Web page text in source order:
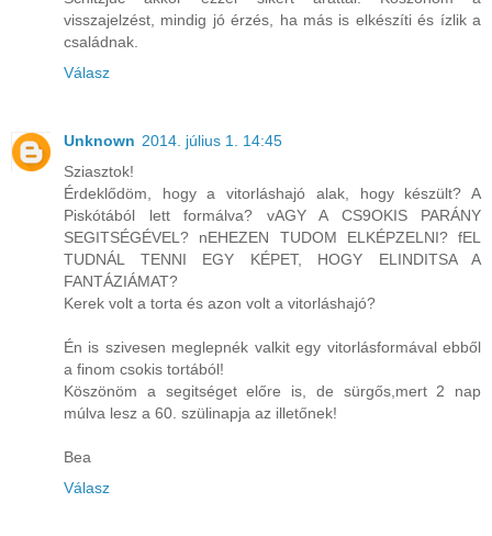
visszajelzést, mindig jó érzés, ha más is elkészíti és ízlik a
családnak.
Válasz
Unknown 2014. július 1. 14:45
Sziasztok!
Érdeklődöm, hogy a vitorláshajó alak, hogy készült? A
Piskótából lett formálva? vAGY A CS9OKIS PARÁNY
SEGITSÉGÉVEL? nEHEZEN TUDOM ELKÉPZELNI? fEL
TUDNÁL TENNI EGY KÉPET, HOGY ELINDITSA A
FANTÁZIÁMAT?
Kerek volt a torta és azon volt a vitorláshajó?
Én is szivesen meglepnék valkit egy vitorlásformával ebből
a finom csokis tortából!
Köszönöm a segitséget előre is, de sürgős,mert 2 nap
múlva lesz a 60. szülinapja az illetőnek!
Bea
Válasz